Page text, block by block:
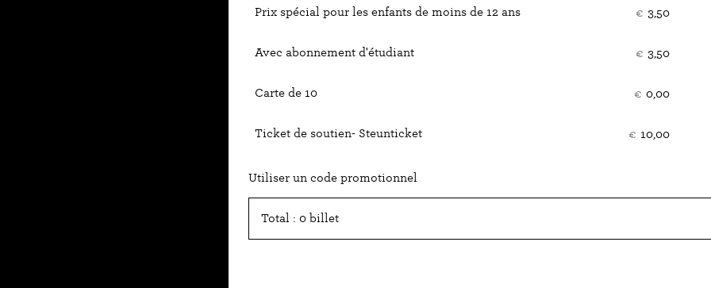
Prix spécial pour les enfants de moins de 12 ans € 3,50
Avec abonnement d'étudiant € 3,50
Carte de 10 € 0,00
Ticket de soutien- Steunticket € 10,00
Utiliser un code promotionnel
Total : 0 billet